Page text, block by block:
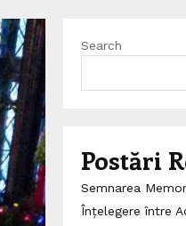
Search
Postări
Semnarea
Înțelegere între